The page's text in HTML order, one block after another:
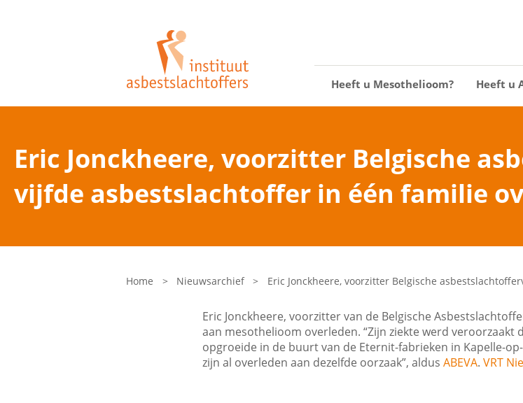
Heeft u Mesothelioom? Heeft u
Eric Jonckheere, voorzitter Belgische
vijfde asbestslachtoffer in één familie
Home > Nieuwsarchief > Eric Jonckheere, voorzitter Belgische
Eric Jonckheere, voorzitter van de Belgische
aan mesothelioom overleden. “Zijn ziekte werd
opgroeide in de buurt van de Eternit-fabrieken in Kapelle-
zijn al overleden aan dezelfde oorzaak”, aldus ABEVA. VRT